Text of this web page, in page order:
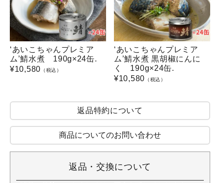
‘あいこちゃんプレミア
ム’鯖水煮 190g×24缶.
¥10,580 （税込）
‘あいこちゃんプレミア
ム’鯖水煮 黒胡椒にんに
く 190g×24缶.
¥10,580 （税込）
返品特約について
商品についてのお問い合わせ
返品・交換について